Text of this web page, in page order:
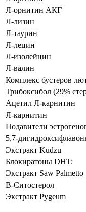
Л-орнитин АКГ
Л-лизин
Л-таурин
Л-лецин
Л-изолейцин
Л-валин
Комплекс бустеров
Трибоксибол (29%
Ацетил Л-карнитин
Л-карнитин
Подавители
5,7-
Экстракт Kudzu
Блокиратоны DHT:
Экстракт Saw Palmetto
В-Ситостерол
Экстракт Pygeum